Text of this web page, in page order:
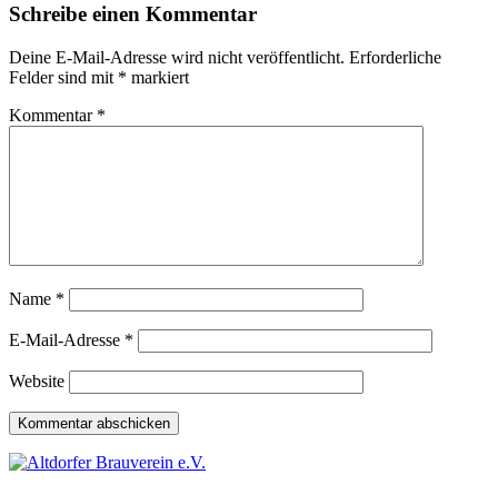
Schreibe einen Kommentar
Deine E-Mail-Adresse wird nicht veröffentlicht. Erforderliche
Felder sind mit * markiert
Kommentar *
Name *
E-Mail-Adresse *
Website